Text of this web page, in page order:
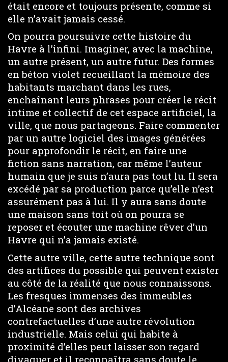
était encore et toujours présente, comme si
elle n’avait jamais cessé.
On pourra poursuivre cette histoire du
Havre à l’infini. Imaginer, avec la machine,
un autre présent, un autre futur. Des formes
en béton violet recueillant la mémoire des
habitants marchant dans les rues,
enchaînant leurs phrases pour créer le récit
intime et collectif de cet espace artificiel, la
ville, que nous partageons. Faire commenter
par un autre logiciel des images générées
pour approfondir le récit, en faire une
fiction sans narration, car même l’auteur
humain que je suis n’aura pas tout lu. Il sera
excédé par sa production parce qu’elle n’est
assurément pas à lui. Il y aura sans doute
une maison sans toit où on pourra se
reposer et écouter une machine rêver d’un
Havre qui n’a jamais existé.
Cette autre ville, cette autre technique sont
des artifices du possible qui peuvent exister
au côté de la réalité que nous connaissons.
Les fresques immenses des immeubles
d’Alcéane sont des archives
contrefactuelles d’une autre révolution
industrielle. Mais celui qui habite à
proximité d’elles peut laisser son regard
divaguer et il reconnaîtra sans doute le